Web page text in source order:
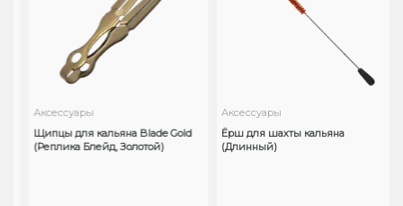
Аксессуары
Щипцы для кальяна Blade Gold
(Реплика Блейд, Золотой)
Аксессуары
Ёрш для шахты кальяна
(Длинный)